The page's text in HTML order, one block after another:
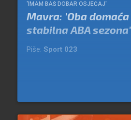
'IMAM BAŠ DOBAR OSJEĆAJ'
Mavra: 'Oba
stabilna ABA sezona'
Piše: Sport 023